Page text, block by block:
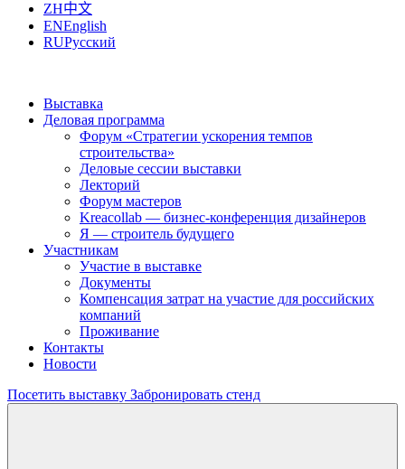
ZH中文
ENEnglish
RUРусский
Выставка
Деловая программа
Форум «Стратегии ускорения темпов
строительства»
Деловые сессии выставки
Лекторий
Форум мастеров
Kreacollab — бизнес-конференция дизайнеров
Я — строитель будущего
Участникам
Участие в выставке
Документы
Компенсация затрат на участие для российских
компаний
Проживание
Контакты
Новости
Посетить выставку Забронировать стенд